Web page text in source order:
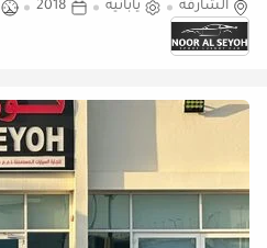
الشارقة
يابانية 2018